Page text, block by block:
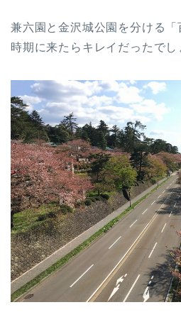
兼六園と金沢城公園を分ける
時期に来たらキレイだったでし